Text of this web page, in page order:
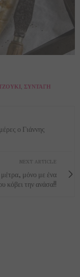
ΣΥΝΤΑΓΉ
ο Γιάννης
NEXT ARTICLE
μόνο με ένα
κόβει την ανάσα!!